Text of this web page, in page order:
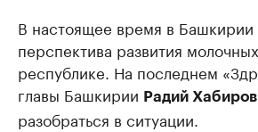
В настоящее время в Башкирии
перспектива развития
республике. На последнем
главы Башкирии Радий Хабиров
разобраться в ситуации.